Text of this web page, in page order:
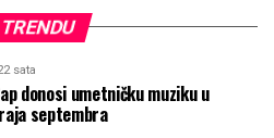
sata
donosi umetničku muziku u
septembra